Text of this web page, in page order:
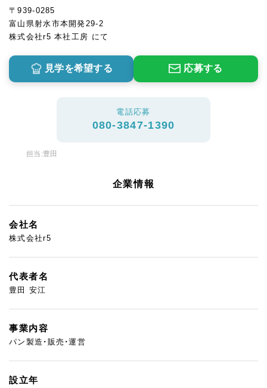
〒939-0285
富山県射水市本開発29-2
株式会社r5 本社工房 にて
見学を希望する 応募する
電話応募
080-3847-1390
担当:豊田
企業情報
会社名
株式会社r5
代表者名
豊田 安江
事業内容
パン製造・販売・運営
設立年